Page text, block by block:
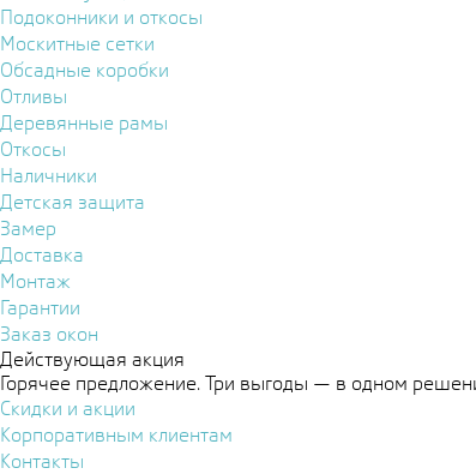
Подоконники и откосы
Москитные сетки
Обсадные коробки
Отливы
Деревянные рамы
Откосы
Наличники
Детская защита
Замер
Доставка
Монтаж
Гарантии
Заказ окон
Действующая акция
Горячее предложение. Три выгоды — в одном
Скидки и акции
Корпоративным клиентам
Контакты